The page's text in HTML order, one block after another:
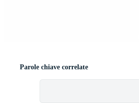
Parole chiave correlate